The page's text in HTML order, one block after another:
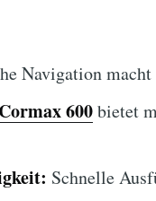
Navigation
600bietet
Schnelle